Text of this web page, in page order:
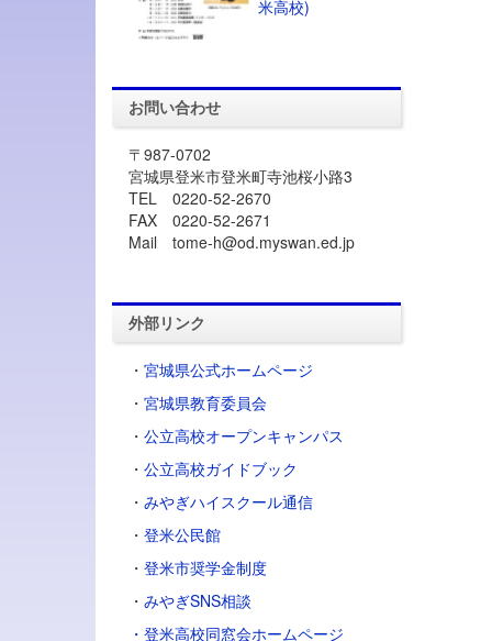
米高校)
お問い合わせ
〒987-0702
宮城県登米市登米町寺池桜小路3
TEL 0220-52-2670
FAX 0220-52-2671
Mail tome-h@od.myswan.ed.jp
外部リンク
・ 宮城県公式ホームページ
・ 宮城県教育委員会
・ 公立高校オープンキャンパス
・ 公立高校ガイドブック
・ みやぎハイスクール通信
・ 登米公民館
・ 登米市奨学金制度
・ みやぎSNS相談
・登米高校同窓会ホームページ